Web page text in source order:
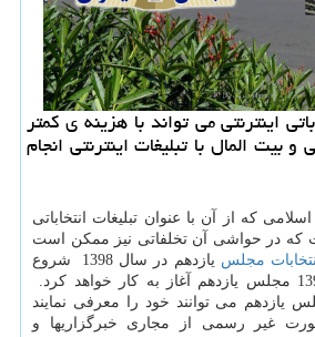
اینترنتی می تواند با هزینه ی كمتر
بیت المال با تبلیغات اینترنتی انجام
که از آن با عنوان تبلیغات انتخاباتی
که در حواشی آن تخلفاتی نیز ممکن است
مجلس
یازدهم در سال 1398 شروع
می شود و در سال 1399 مجلس یازدهم آغاز به کار خواهد کرد.
یازدهم می توانند خود را معرفی نمایند
غیر رسمی از مجاری خبرگزاریها و